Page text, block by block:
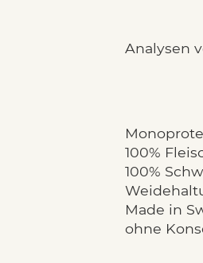
Analysen
100%
100%
Made in
ohne